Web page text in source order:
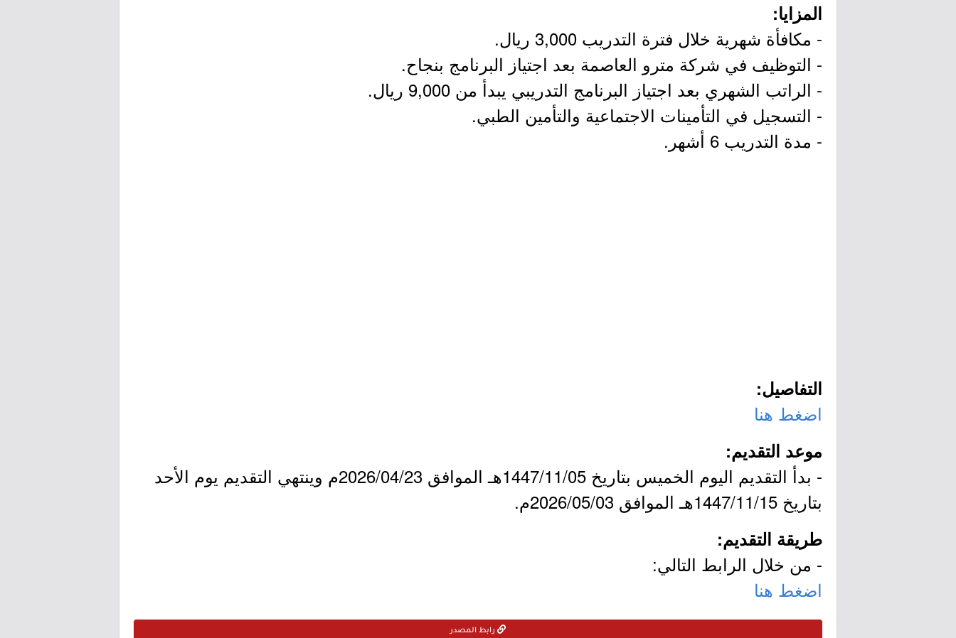
المزايا:
- مكافأة شهرية خلال فترة التدريب 3,000 ريال.
- التوظيف في شركة مترو العاصمة بعد اجتياز البرنامج بنجاح.
- الراتب الشهري بعد اجتياز البرنامج التدريبي يبدأ من 9,000 ريال.
- التسجيل في التأمينات الاجتماعية والتأمين الطبي.
- مدة التدريب 6 أشهر.
التفاصيل:
اضغط هنا
موعد التقديم:
- بدأ التقديم اليوم الخميس بتاريخ 1447/11/05هـ الموافق 2026/04/23م وينتهي التقديم يوم الأحد
بتاريخ 1447/11/15هـ الموافق 2026/05/03م.
طريقة التقديم:
- من خلال الرابط التالي:
اضغط هنا
رابط المصدر